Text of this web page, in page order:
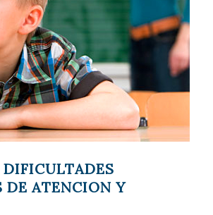
DE ATENCION Y